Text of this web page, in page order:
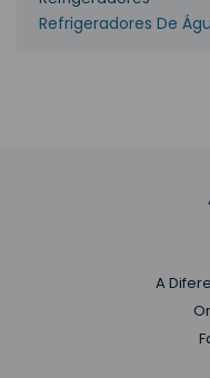
Refrigeradores De
A